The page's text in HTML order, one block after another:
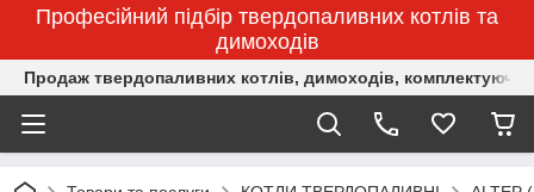
Професійний підбір твердопаливних котлів та
димоходів
Продаж твердопаливних котлів, димоходів,